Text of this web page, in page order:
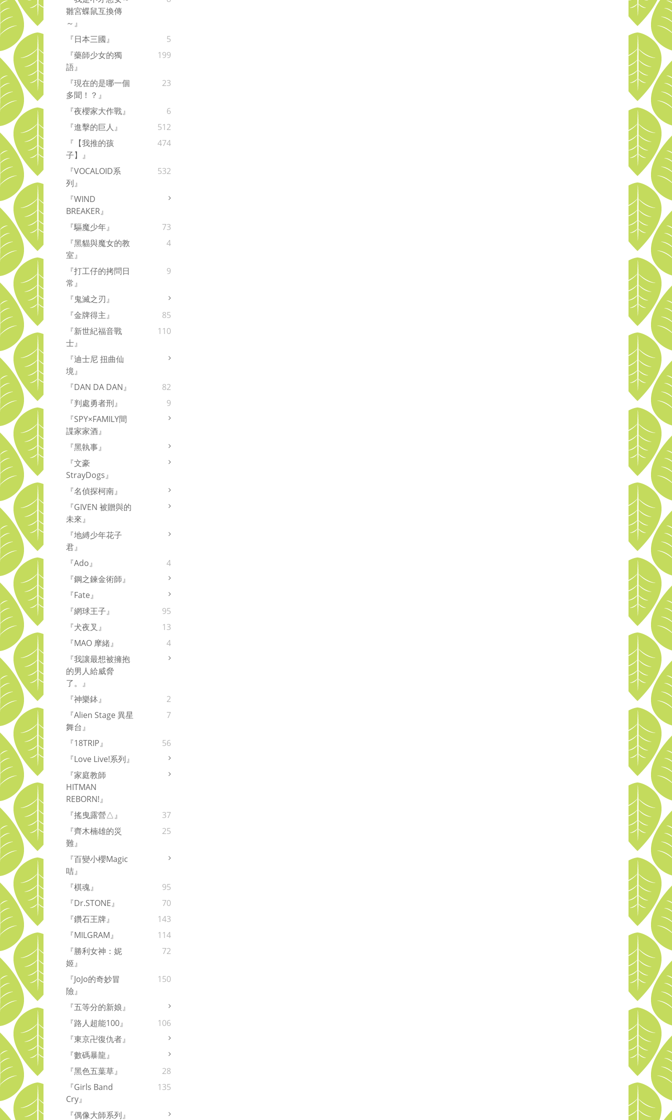
雛宮蝶鼠互換傳
～』
『日本三國』
5
『藥師少女的獨
語』
199
『現在的是哪一個
多聞！？』
23
『夜櫻家大作戰』
6
『進擊的巨人』
512
『【我推的孩
子】』
474
『VOCALOID系
列』
532
『WIND
BREAKER』
『驅魔少年』
73
『黑貓與魔女的教
室』
4
『打工仔的拷問日
常』
9
『鬼滅之刃』
『金牌得主』
85
『新世紀福音戰
士』
110
『迪士尼 扭曲仙
境』
『DAN DA DAN』
82
『判處勇者刑』
9
『SPY×FAMILY間
諜家家酒』
『黑執事』
『文豪
StrayDogs』
『名偵探柯南』
『GIVEN 被贈與的
未來』
『地縛少年花子
君』
『Ado』
4
『鋼之鍊金術師』
『Fate』
『網球王子』
95
『犬夜叉』
13
『MAO 摩緒』
4
『我讓最想被擁抱
的男人給威脅
了。』
『神樂鉢』
2
『Alien Stage 異星
舞台』
7
『18TRIP』
56
『Love Live!系列』
『家庭教師
HITMAN
REBORN!』
『搖曳露營△』
37
『齊木楠雄的災
難』
25
『百變小櫻Magic
咭』
『棋魂』
95
『Dr.STONE』
70
『鑽石王牌』
143
『MILGRAM』
114
『勝利女神：妮
姬』
72
『JoJo的奇妙冒
險』
150
『五等分的新娘』
『路人超能100』
106
『東京卍復仇者』
『數碼暴龍』
『黑色五葉草』
28
『Girls Band
Cry』
135
『偶像大師系列』